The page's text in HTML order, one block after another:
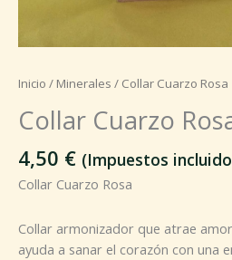
Inicio / Minerales / Collar Cuarzo Rosa
Collar Cuarzo
4,50 € (Impuestos
Collar Cuarzo Rosa
Collar armonizador que atrae
ayuda a sanar el corazón con una